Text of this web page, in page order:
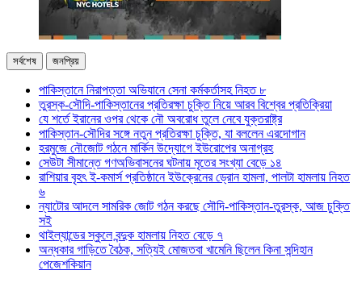
সর্বশেষ জনপ্রিয়
পাকিস্তানে নিরাপত্তা অভিযানে সেনা কর্মকর্তাসহ নিহত ৮
তুরস্ক-সৌদি-পাকিস্তানের প্রতিরক্ষা চুক্তি নিয়ে আরব বিশ্বের প্রতিক্রিয়া
যে শর্তে ইরানের ওপর থেকে নৌ অবরোধ তুলে নেবে যুক্তরাষ্ট্র
পাকিস্তান-সৌদির সঙ্গে নতুন প্রতিরক্ষা চুক্তি, যা বললেন এরদোগান
হরমুজে নৌজোট গঠনে মার্কিন উদ্যোগে ইউরোপের অনাগ্রহ
সেউটা সীমান্তে গণঅভিবাসনের ঘটনায় মৃতের সংখ্যা বেড়ে ১৪
রাশিয়ার বৃহৎ ই-কমার্স প্রতিষ্ঠানে ইউক্রেনের ড্রোন হামলা, পালটা হামলায় নিহত
৬
ন্যাটোর আদলে সামরিক জোট গঠন করছে সৌদি-পাকিস্তান-তুরস্ক, আজ চুক্তি
সই
থাইল্যান্ডের স্কুলে বন্দুক হামলায় নিহত বেড়ে ৭
অন্ধকার গাড়িতে বৈঠক, সত্যিই মোজতবা খামেনি ছিলেন কিনা সন্দিহান
পেজেশকিয়ান